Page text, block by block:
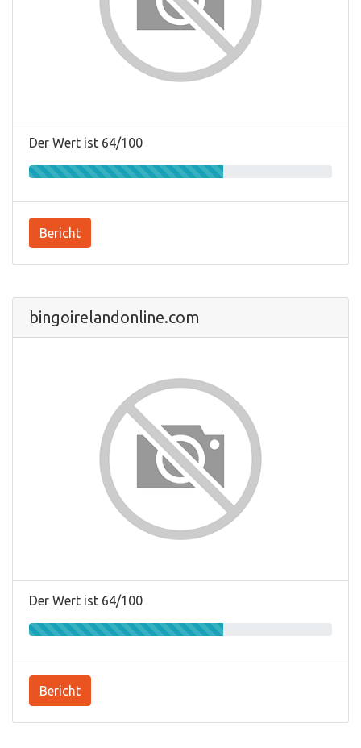
Der Wert ist 64/100
Bericht
bingoirelandonline.com
Der Wert ist 64/100
Bericht